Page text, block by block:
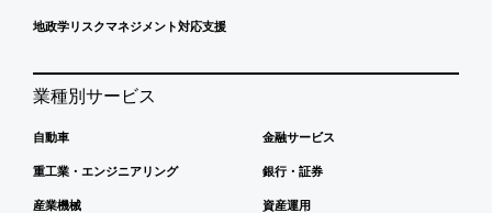
地政学リスクマネジメント対応支援
業種別サービス
自動車
重工業・エンジニアリング
産業機械
金融サービス
銀行・証券
資産運用